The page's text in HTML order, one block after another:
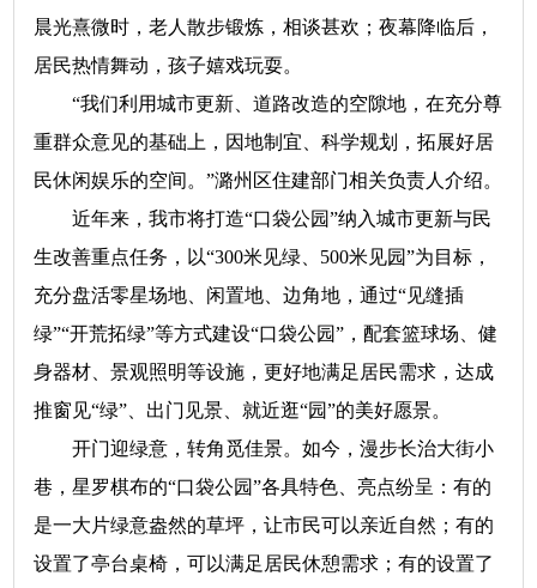
晨光熹微时，老人散步锻炼，相谈甚欢；夜幕降临后，
居民热情舞动，孩子嬉戏玩耍。
“我们利用城市更新、道路改造的空隙地，在充分尊
重群众意见的基础上，因地制宜、科学规划，拓展好居
民休闲娱乐的空间。”潞州区住建部门相关负责人介绍。
近年来，我市将打造“口袋公园”纳入城市更新与民
生改善重点任务，以“300米见绿、500米见园”为目标，
充分盘活零星场地、闲置地、边角地，通过“见缝插
绿”“开荒拓绿”等方式建设“口袋公园”，配套篮球场、健
身器材、景观照明等设施，更好地满足居民需求，达成
推窗见“绿”、出门见景、就近逛“园”的美好愿景。
开门迎绿意，转角觅佳景。如今，漫步长治大街小
巷，星罗棋布的“口袋公园”各具特色、亮点纷呈：有的
是一大片绿意盎然的草坪，让市民可以亲近自然；有的
设置了亭台桌椅，可以满足居民休憩需求；有的设置了